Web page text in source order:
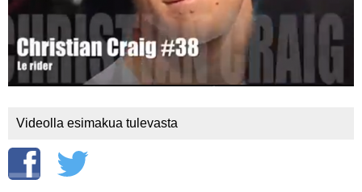
LUE DIGILEHDET
ASIAKASPALVELU JA
OHJEET
Videolla esimakua tulevasta